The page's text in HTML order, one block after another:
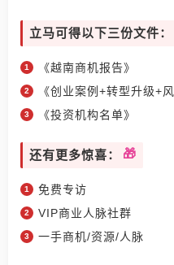
立马可得以下三份文件：
《越南商机报告》
《创业案例+转型升级+
《投资机构名单》
还有更多惊喜：
免费专访
VIP商业人脉社群
一手商机/资源/人脉